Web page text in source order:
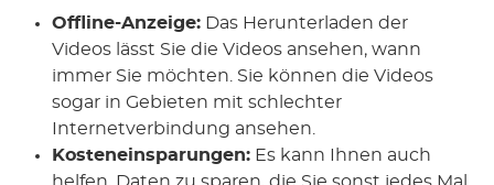
Offline-Anzeige: Das Herunterladen der
Videos lässt Sie die Videos ansehen, wann
immer Sie möchten. Sie können die Videos
sogar in Gebieten mit schlechter
Internetverbindung ansehen.
Kosteneinsparungen: Es kann Ihnen auch